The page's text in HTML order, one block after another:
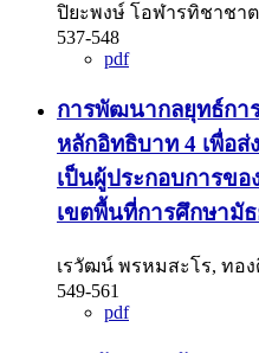
ปิยะพงษ์ โอฬารทิชาชา
537-548
pdf
การพัฒนากลยุทธ์กา
หลักอิทธิบาท 4 เพื่อส่
เป็นผู้ประกอบการขอ
เขตพื้นที่การศึกษามั
เรวัฒน์ พรหมสะโร, ทอง
549-561
pdf